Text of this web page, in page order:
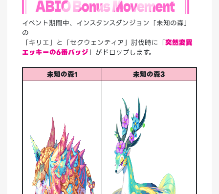
イベント期間中、インスタンスダンジョン「未知の森」
の
「キリエ」と「セクウェンティア」討伐時に「突然変異
エッキーの6番バッジ」がドロップします。
未知の森1 未知の森3